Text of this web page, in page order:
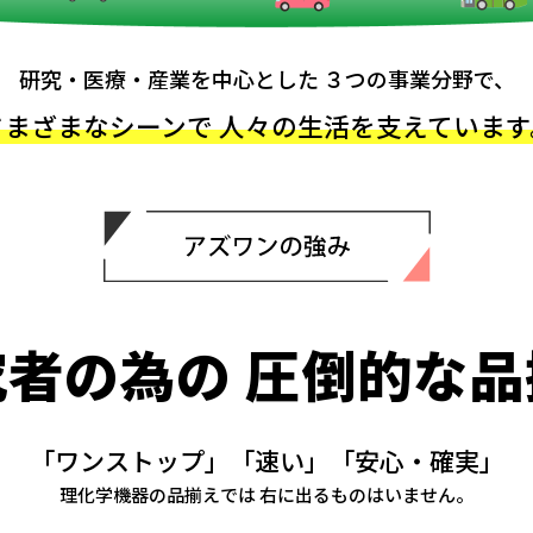
研究・医療・産業を中心とした ３つの事業分野で、
ざまなシーンで人々の生活を支えていま
の為の 圧倒的な
「ワンストップ」「速い」「安心・確実」
理化学機器の品揃えでは右に出るものはいません。